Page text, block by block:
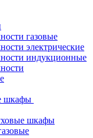
газовые
электрические
индукционные
шкафы
шкафы